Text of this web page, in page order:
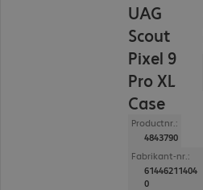
UAG
Scout
Pixel 9
Pro XL
Case
Productnr.:
4843790
Fabrikant-nr.:
61446211404
0